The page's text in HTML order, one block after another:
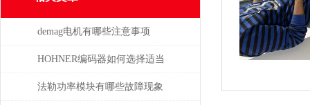
demag电机有哪些注意事项
HOHNER编码器如何选择适当
的分辨率？
法勒功率模块有哪些故障现象